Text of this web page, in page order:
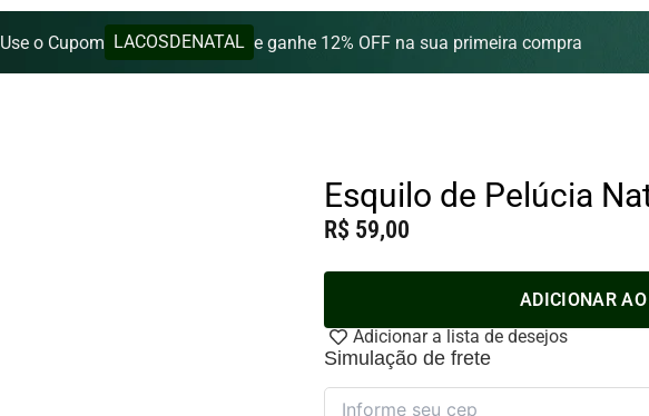
Use o Cupom LACOSDENATAL e ganhe 12% OFF na sua primeira compra
Esquilo de Pelúcia
R$ 59,00
Pelúcia
Natural
15cm
quantidade
ADICIONAR
Adicionar a lista de desejos
Simulação de frete